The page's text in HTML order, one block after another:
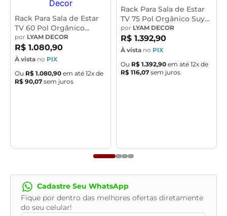
Instruções/Cuidado:
Utilizar um pano levemente
umedecido com água, seguido de pano seco. Evitar
exposição ao sol, para que o produto não sofra
alteração nas cores. Não limpar com escovas ou
produtos abrasivos.
Observações Importantes:
- As imagens são meramente ilustrativas e não
embalados e com total segurança.
compra e certifique-se de que passará normalmente
por elevadores, portas, escadas e/ou corredores,
evitando assim futuros desagrados ou imprevistos
com a entrega do produto.
Rack Para Sala de Estar
TV 60 Pol Orgânico
180cm Penina D03 Freijó
Preto Fosco - Lyam
Decor
por LYAM DECOR
R$ 1.080,90
À vista no PIX
Ou R$ 1.080,90 em até 12x de
R$ 90,07 sem juros
Rack Para Sala de Estar
TV 75 Pol Orgânico Suy
B02 Off White
Cinamomo - Lyam Decor
por LYAM DECOR
R$ 1.392,90
À vista no PIX
Ou R$ 1.392,90 em até 12x de
R$ 116,07 sem juros
Cadastre Seu WhatsApp
Fique por dentro das melhores ofertas diretamente
do seu celular!